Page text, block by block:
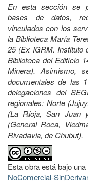
En esta sección se
bases de datos,
vinculados con los
la Biblioteca María
25 (Ex IGRM. Instituto
Biblioteca del Edificio
Minera). Asimismo,
documentales de las
delegaciones del
regionales: Norte
(La Rioja, San Juan
(General Roca,
Rivadavia, de Chubut).
Esta obra está bajo una
NoComercial-